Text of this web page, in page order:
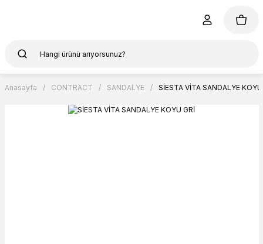
Anasayfa CONTRACT SANDALYE SİESTA VİTA SANDALYE KOYU